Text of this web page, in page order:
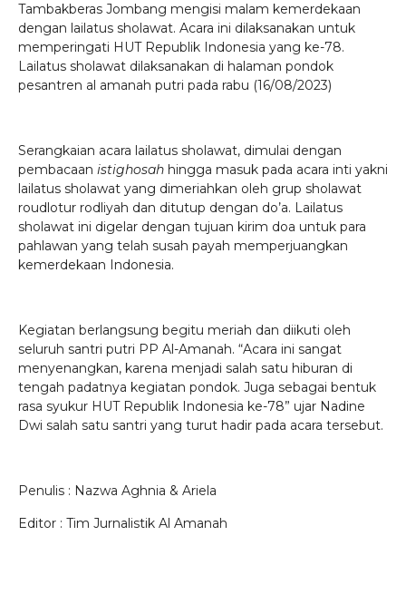
Tambakberas Jombang mengisi malam kemerdekaan
dengan lailatus sholawat. Acara ini dilaksanakan untuk
memperingati HUT Republik Indonesia yang ke-78.
Lailatus sholawat dilaksanakan di halaman pondok
pesantren al amanah putri pada rabu (16/08/2023)
Serangkaian acara lailatus sholawat, dimulai dengan
pembacaan istighosah hingga masuk pada acara inti yakni
lailatus sholawat yang dimeriahkan oleh grup sholawat
roudlotur rodliyah dan ditutup dengan do’a. Lailatus
sholawat ini digelar dengan tujuan kirim doa untuk para
pahlawan yang telah susah payah memperjuangkan
kemerdekaan Indonesia.
Kegiatan berlangsung begitu meriah dan diikuti oleh
seluruh santri putri PP Al-Amanah. “Acara ini sangat
menyenangkan, karena menjadi salah satu hiburan di
tengah padatnya kegiatan pondok. Juga sebagai bentuk
rasa syukur HUT Republik Indonesia ke-78” ujar Nadine
Dwi salah satu santri yang turut hadir pada acara tersebut.
Penulis : Nazwa Aghnia & Ariela
Editor : Tim Jurnalistik Al Amanah